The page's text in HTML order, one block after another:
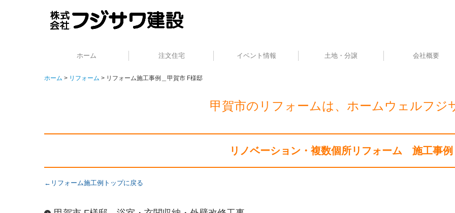
ホーム 注文住宅 イベント情報 土地・分譲 会社概要
ホーム リフォーム リフォーム施工事例＿甲賀市 F様邸
甲賀市のリフォームは、ホームウェルフジ
リノベーション・複数個所リフォーム 施工事例
←リフォーム施工例トップに戻る